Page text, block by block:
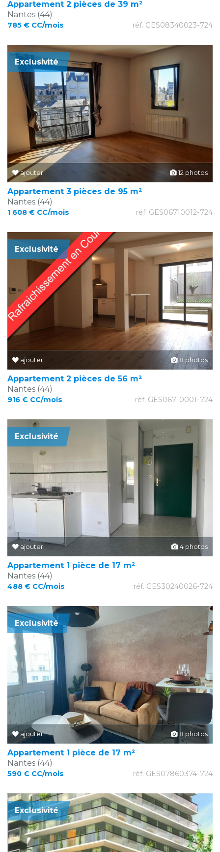
Appartement 2 pièces de 39 m²
Nantes (44)
785 € CC/mois réf. GES08340023-724
12 photos
ajouter
Exclusivité
Appartement 3 pièces de 95 m²
Nantes (44)
1 608 € CC/mois réf. GES06710012-724
8 photos
ajouter
Exclusivité
Appartement 2 pièces de 56 m²
Nantes (44)
916 € CC/mois réf. GES06710001-724
4 photos
ajouter
Exclusivité
Appartement 1 pièce de 17 m²
Nantes (44)
488 € CC/mois réf. GES30240026-724
8 photos
ajouter
Exclusivité
Appartement 1 pièce de 17 m²
Nantes (44)
590 € CC/mois réf. GES07860374-724
Exclusivité